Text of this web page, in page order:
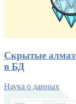
Скрытые
в БД
Наука о данных